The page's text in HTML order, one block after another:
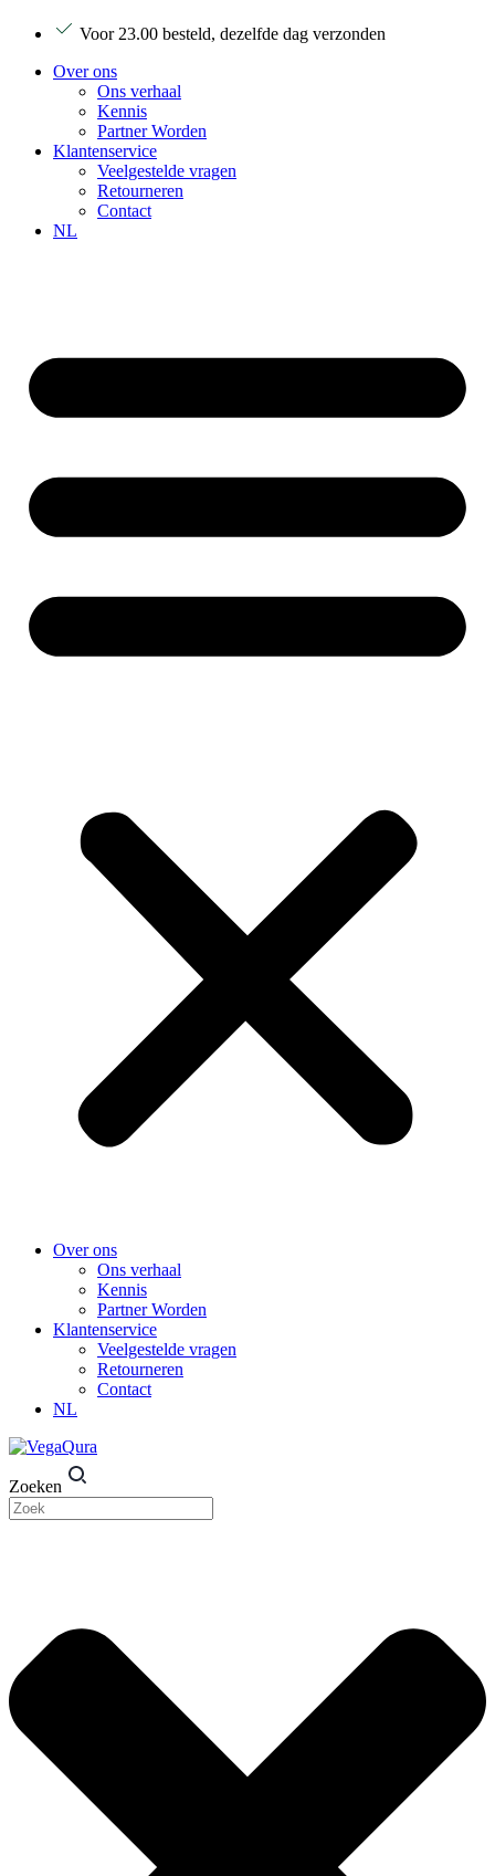
inhoud
Voor 23.00 besteld, dezelfde dag verzonden
Over ons
Ons verhaal
Kennis
Partner Worden
Klantenservice
Veelgestelde vragen
Retourneren
Contact
NL
Over ons
Ons verhaal
Kennis
Partner Worden
Klantenservice
Veelgestelde vragen
Retourneren
Contact
NL
Zoeken